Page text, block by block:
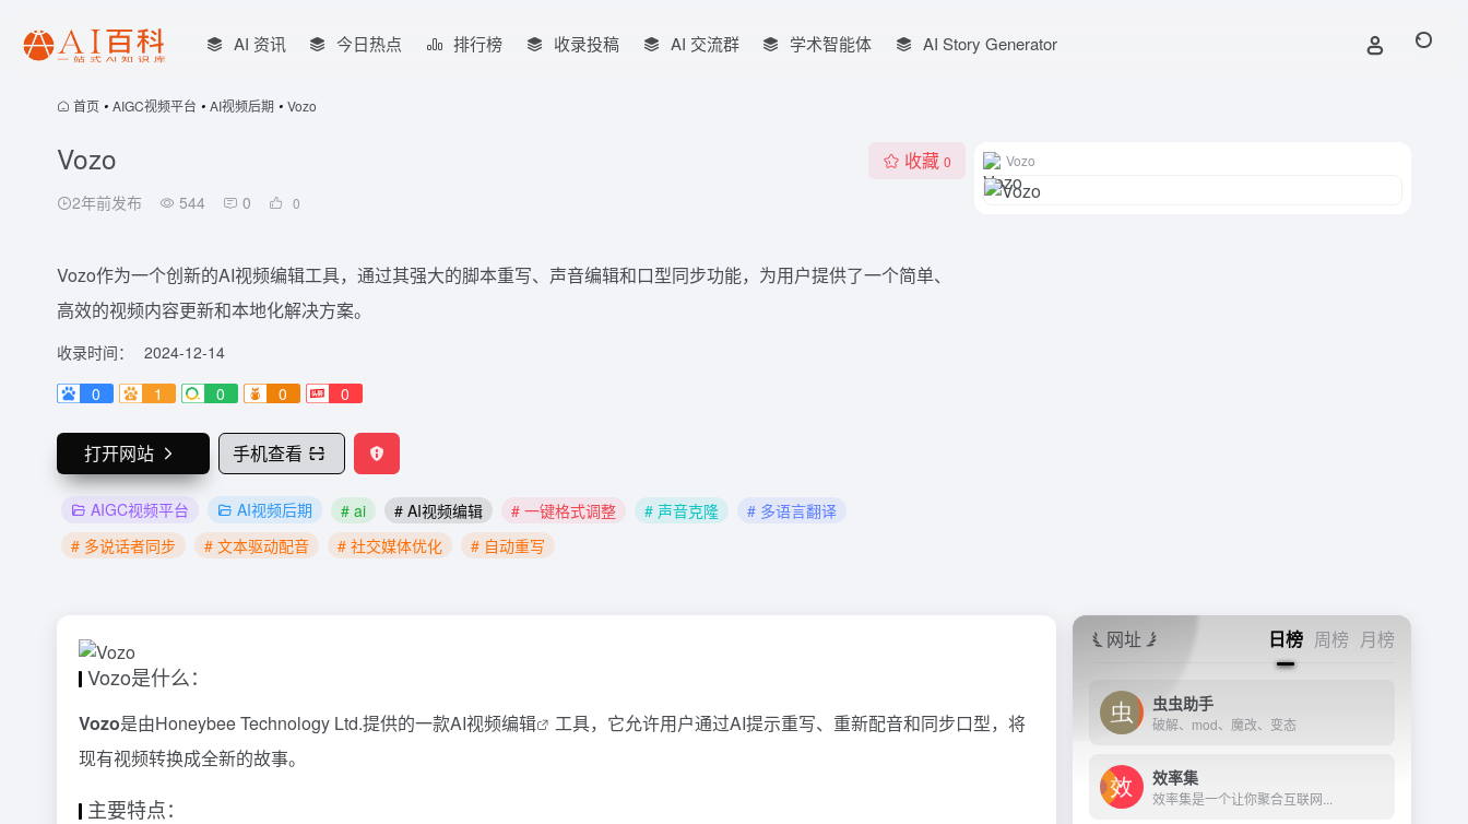
AI 资讯 今日热点 排行榜 收录投稿 AI 交流群 学术智能体 AI Story Generator
首页 • AIGC视频平台 • AI视频后期 • Vozo
Vozo
2年前发布 544 0 0
收藏 0
Vozo作为一个创新的AI视频编辑工具，通过其强大的脚本重写、声音编辑和口型同步功能，为用户提供了一个简单、
高效的视频内容更新和本地化解决方案。
收录时间：
2024-12-14
0
1 0 0 0
打开网站 手机查看
AIGC视频平台 AI视频后期 # ai # AI视频编辑 # 一键格式调整 # 声音克隆
# 多语言翻译
# 多说话者同步
# 文本驱动配音 # 社交媒体优化 # 自动重写
Vozo
Vozo是什么：
Vozo是由Honeybee Technology Ltd.提供的一款AI视频编辑
工具，它允许用户通过AI提示重写、重新配音和同步口型，将
现有视频转换成全新的故事。
主要特点：
网址 日榜 周榜 月榜
虫虫助手
破解、mod、魔改、变态
效率集
效率集是一个让你聚合互联网...